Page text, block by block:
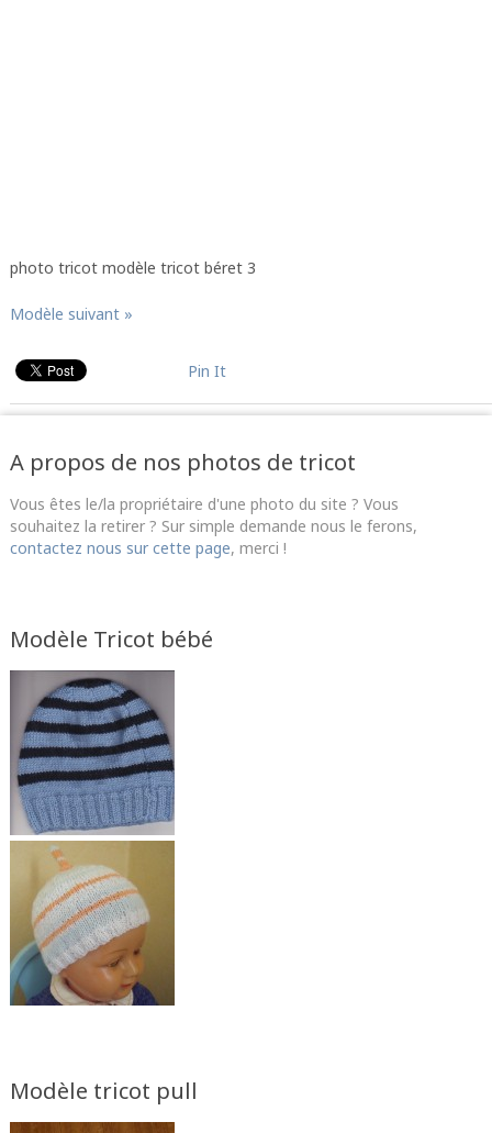
photo tricot modèle tricot béret 3
Modèle suivant »
Pin It
A propos de nos photos de tricot
Vous êtes le/la propriétaire d'une photo du site ? Vous
souhaitez la retirer ? Sur simple demande nous le ferons,
contactez nous sur cette page, merci !
Modèle Tricot bébé
Modèle tricot pull